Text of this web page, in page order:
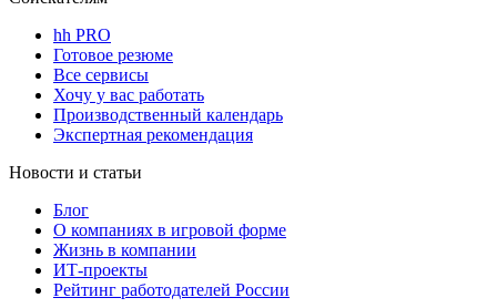
hh PRO
Готовое резюме
Все сервисы
Хочу у вас работать
Производственный календарь
Экспертная рекомендация
Новости и статьи
Блог
О компаниях в игровой форме
Жизнь в компании
ИТ-проекты
Рейтинг работодателей России